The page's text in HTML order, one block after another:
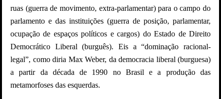
ruas (guerra de movimento, extra-parlamentar) para o campo do
parlamento e das instituições (guerra de posição, parlamentar,
ocupação de espaços políticos e cargos) do Estado de Direito
Democrático Liberal (burguês). Eis a “dominação racional-
legal”, como diria Max Weber, da democracia liberal (burguesa)
a partir da década de 1990 no Brasil e a produção das
metamorfoses das esquerdas.